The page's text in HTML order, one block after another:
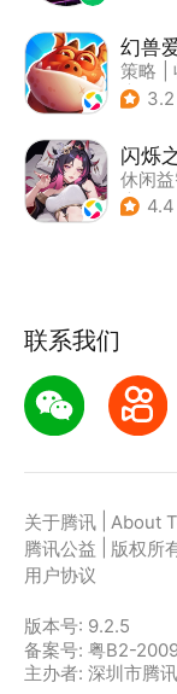
幻兽
策略
| 卡通
3.2
闪烁
休闲
| 战争
4.4
联系我们
关于腾讯 About
腾讯公益
版权所
用户协议
版本号: 9.2.5
备案号: 粤B2-
主办者: 深圳市腾